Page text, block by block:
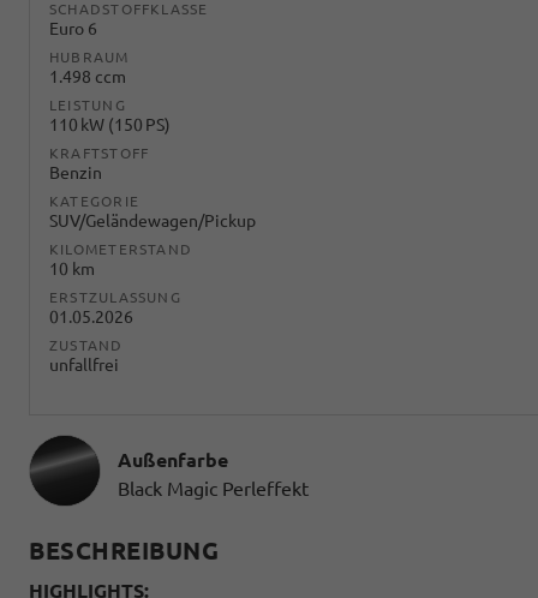
SCHADSTOFFKLASSE
Euro 6
HUBRAUM
1.498 ccm
LEISTUNG
110 kW (150 PS)
KRAFTSTOFF
Benzin
KATEGORIE
SUV/Geländewagen/Pickup
KILOMETERSTAND
10 km
ERSTZULASSUNG
01.05.2026
ZUSTAND
unfallfrei
Außenfarbe
Black Magic Perleffekt
BESCHREIBUNG
HIGHLIGHTS: